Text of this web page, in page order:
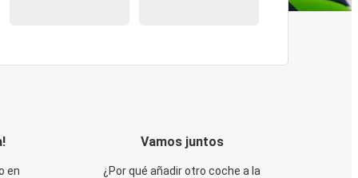
en
Vamos juntos
¿Por qué añadir otro coche a la